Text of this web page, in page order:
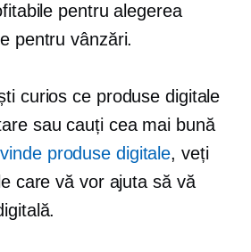
pentru alegerea
pentru vânzări.
curios ce produse digitale
sau cauți cea mai bună
vinde produse digitale, veți
care vă vor ajuta să vă